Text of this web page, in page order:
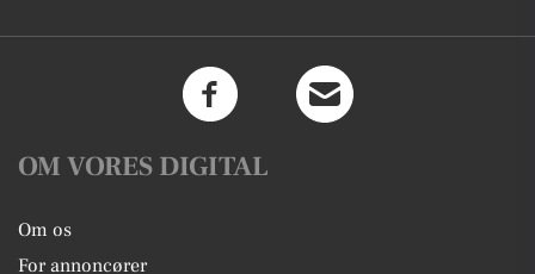
OM VORES DIGITAL
Om os
For annoncører